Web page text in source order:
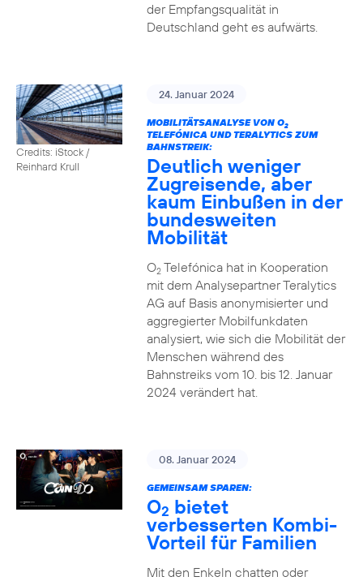
der Empfangsqualität in
Deutschland geht es aufwärts.
Credits: iStock /
Reinhard Krull
24. Januar 2024
MOBILITÄTSANALYSE VON O2
TELEFÓNICA UND TERALYTICS ZUM
BAHNSTREIK:
Deutlich weniger
Zugreisende, aber
kaum Einbußen in der
bundesweiten
Mobilität
O2Telefónica hat in Kooperation
mit dem Analysepartner Teralytics
AG auf Basis anonymisierter und
aggregierter Mobilfunkdaten
analysiert, wie sich die Mobilität der
Menschen während des
Bahnstreiks vom 10. bis 12. Januar
2024 verändert hat.
08. Januar 2024
GEMEINSAM SPAREN:
O2 bietet
verbesserten Kombi-
Vorteil für Familien
Mit den Enkeln chatten oder